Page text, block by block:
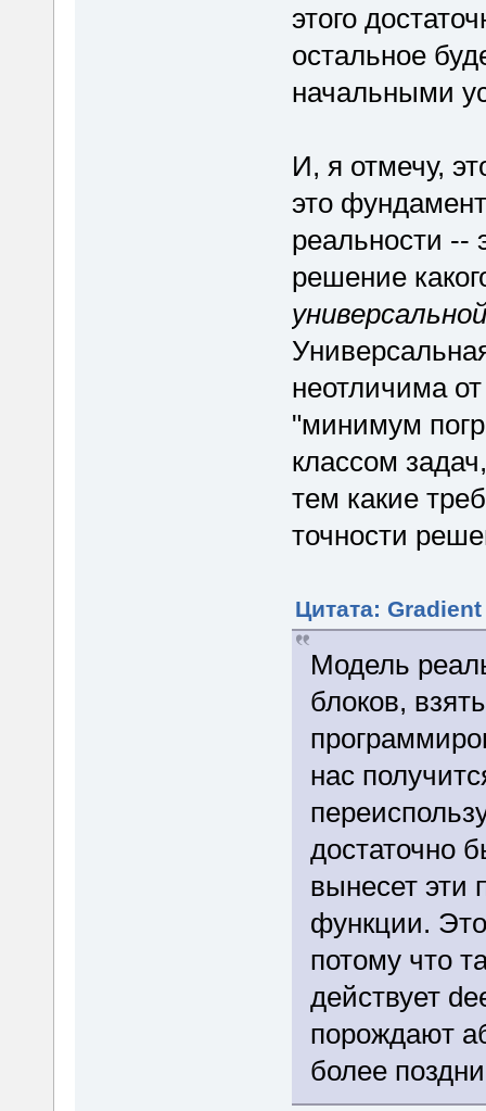
этого
остальное
начальными
И, я отмечу,
это
реальности --
решение
универсальной
неотличима
"минимум
классом
тем какие
точности
Цитата: Gradient
Модель
блоков,
нас
достаточно
вынесет эти
функции.
потому что
действует
порождают
более